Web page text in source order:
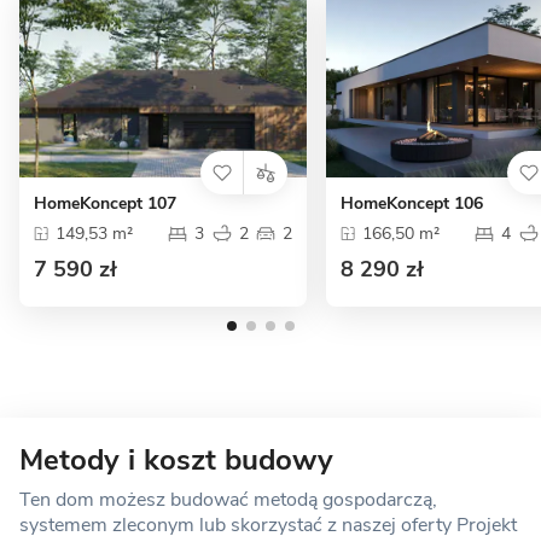
HomeKoncept 107
149,53 m²
3 2 2
7 590 zł
HomeKoncept 106
166,50 m²
4
8 290 zł
Metody i koszt budowy
Ten dom możesz budować metodą gospodarczą,
systemem zleconym lub skorzystać z naszej oferty Projekt